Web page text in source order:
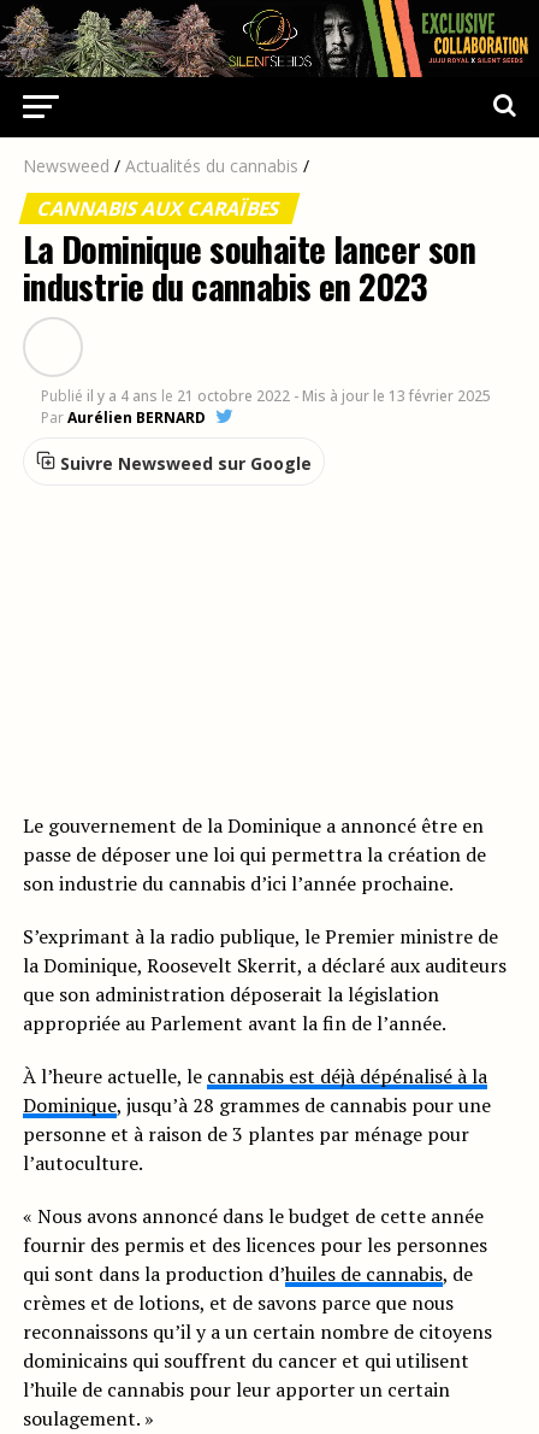
Newsweed / Actualités du cannabis /
CANNABIS AUX CARAÏBES
La Dominique souhaite lancer son
industrie du cannabis en 2023
Publié il y a 4 ans le 21 octobre 2022 - Mis à jour le 13 février 2025
ParAurélien BERNARD
Suivre Newsweed sur Google
Le gouvernement de la Dominique a annoncé être en
passe de déposer une loi qui permettra la création de
son industrie du cannabis d’ici l’année prochaine.
S’exprimant à la radio publique, le Premier ministre de
la Dominique, Roosevelt Skerrit, a déclaré aux auditeurs
que son administration déposerait la législation
appropriée au Parlement avant la fin de l’année.
À l’heure actuelle, le cannabis est déjà dépénalisé à la
Dominique, jusqu’à 28 grammes de cannabis pour une
personne et à raison de 3 plantes par ménage pour
l’autoculture.
« Nous avons annoncé dans le budget de cette année
fournir des permis et des licences pour les personnes
qui sont dans la production d’huiles de cannabis, de
crèmes et de lotions, et de savons parce que nous
reconnaissons qu’il y a un certain nombre de citoyens
dominicains qui souffrent du cancer et qui utilisent
l’huile de cannabis pour leur apporter un certain
soulagement. »